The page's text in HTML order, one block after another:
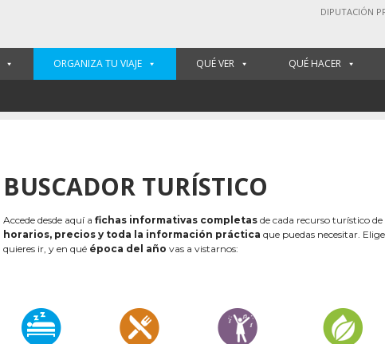
DIPUTACIÓN
ORGANIZA TU VIAJE QUÉ VER QUÉ HACER
BUSCADOR TURÍSTICO
Accede desde aquí a fichas informativas completas de cada recurso turístico
horarios, precios y toda la información práctica que puedas necesitar.
quieres ir, y en qué época del año vas a vistarnos: